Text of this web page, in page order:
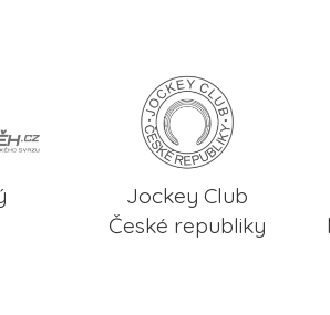
Jockey Club
České republiky